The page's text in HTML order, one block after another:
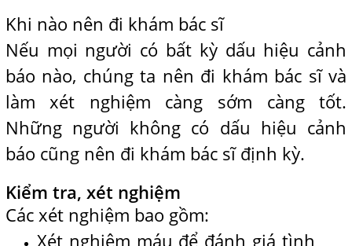
Khi nào nên đi khám bác sĩ
Nếu mọi người có bất kỳ dấu hiệu cảnh
báo nào, chúng ta nên đi khám bác sĩ và
làm xét nghiệm càng sớm càng tốt.
Những người không có dấu hiệu cảnh
báo cũng nên đi khám bác sĩ định kỳ.
Kiểm tra, xét nghiệm
Các xét nghiệm bao gồm:
Xét nghiệm máu để đánh giá tình